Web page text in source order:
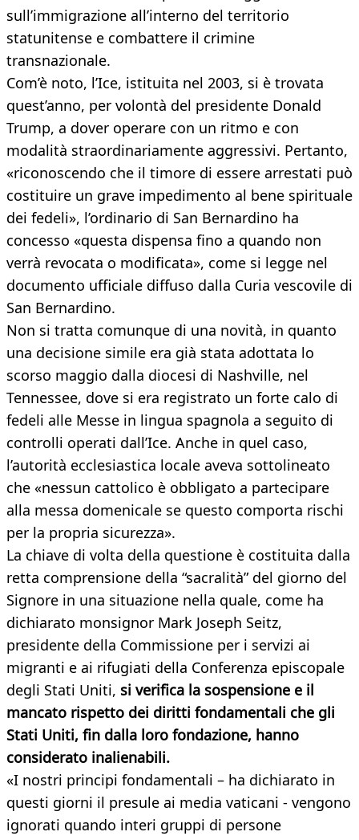
sull’immigrazione all’interno del territorio
statunitense e combattere il crimine
transnazionale.
Com’è noto, l’Ice, istituita nel 2003, si è trovata
quest’anno, per volontà del presidente Donald
Trump, a dover operare con un ritmo e con
modalità straordinariamente aggressivi. Pertanto,
«riconoscendo che il timore di essere arrestati può
costituire un grave impedimento al bene spirituale
dei fedeli», l’ordinario di San Bernardino ha
concesso «questa dispensa fino a quando non
verrà revocata o modificata», come si legge nel
documento ufficiale diffuso dalla Curia vescovile di
San Bernardino.
Non si tratta comunque di una novità, in quanto
una decisione simile era già stata adottata lo
scorso maggio dalla diocesi di Nashville, nel
Tennessee, dove si era registrato un forte calo di
fedeli alle Messe in lingua spagnola a seguito di
controlli operati dall’Ice. Anche in quel caso,
l’autorità ecclesiastica locale aveva sottolineato
che «nessun cattolico è obbligato a partecipare
alla messa domenicale se questo comporta rischi
per la propria sicurezza».
La chiave di volta della questione è costituita dalla
retta comprensione della “sacralità” del giorno del
Signore in una situazione nella quale, come ha
dichiarato monsignor Mark Joseph Seitz,
presidente della Commissione per i servizi ai
migranti e ai rifugiati della Conferenza episcopale
degli Stati Uniti, si verifica la sospensione e il
mancato rispetto dei diritti fondamentali che gli
Stati Uniti, fin dalla loro fondazione, hanno
considerato inalienabili.
«I nostri principi fondamentali – ha dichiarato in
questi giorni il presule ai media vaticani - vengono
ignorati quando interi gruppi di persone